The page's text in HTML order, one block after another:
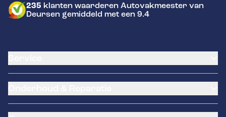
235 klanten waarderen Autovakmeester van
Deursen gemiddeld met een 9.4
Banden service